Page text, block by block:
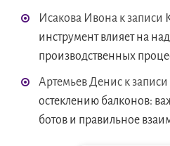
Исакова Ивона к записи
инструмент влияет на
производственных
Артемьев Денис к записи
остеклению балконов:
ботов и правильное